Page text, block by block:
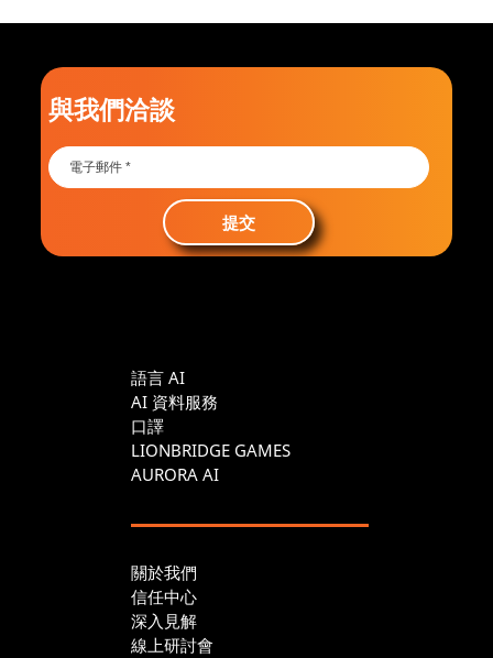
與我們洽談
提交
語言 AI
AI 資料服務
口譯
LIONBRIDGE GAMES
AURORA AI
關於我們
信任中心
深入見解
線上研討會